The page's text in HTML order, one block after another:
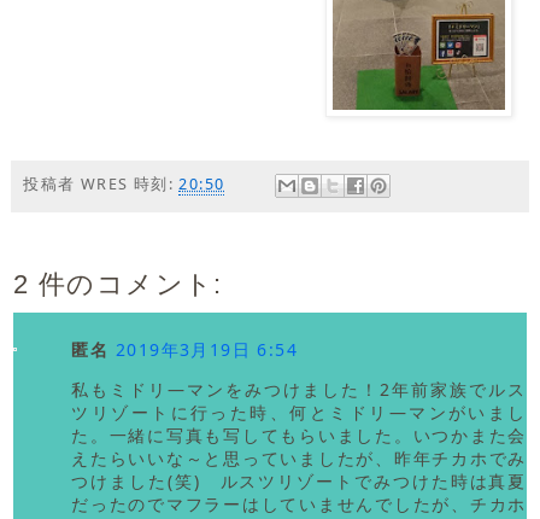
投稿者 WRES 時刻:20:50
2 件のコメント:
匿名 2019年3月19日 6:54
私もミドリ―マンをみつけました！2年前家族でルス
ツリゾートに行った時、何とミドリ―マンがいまし
た。一緒に写真も写してもらいました。いつかまた会
えたらいいな～と思っていましたが、昨年チカホでみ
つけました(笑) ルスツリゾートでみつけた時は真夏
だったのでマフラーはしていませんでしたが、チカホ